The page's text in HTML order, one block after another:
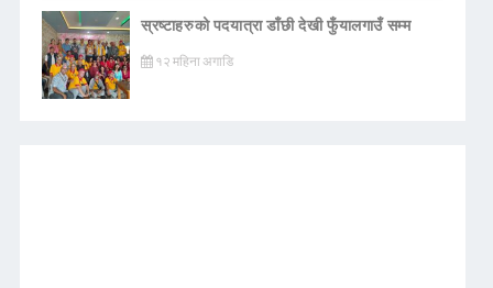
स्रष्टाहरुको पदयात्रा डाँछी देखी फुँयालगाउँ सम्म
१२ महिना अगाडि